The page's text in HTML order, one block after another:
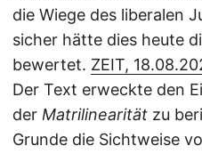
die Wiege des liberalen
sicher hätte dies heute
bewertet. ZEIT,
Der Text erweckte den
der Matrilinearität zu
Grunde die Sichtweise